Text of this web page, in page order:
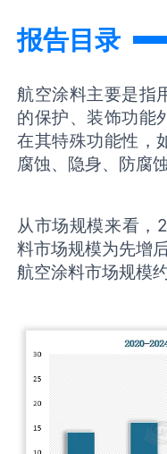
报告目录
航空涂料主要是指
的保护、装饰功能
在其特殊功能性，
腐蚀、隐身、防腐蚀
从市场规模来看
料市场规模为先增
航空涂料市场规模